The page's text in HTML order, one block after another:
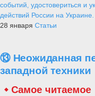
событий, удостовериться и
действий России на Украине.
28 января Статьи
⑬ Неожиданная
западной техники
Самое читаемое